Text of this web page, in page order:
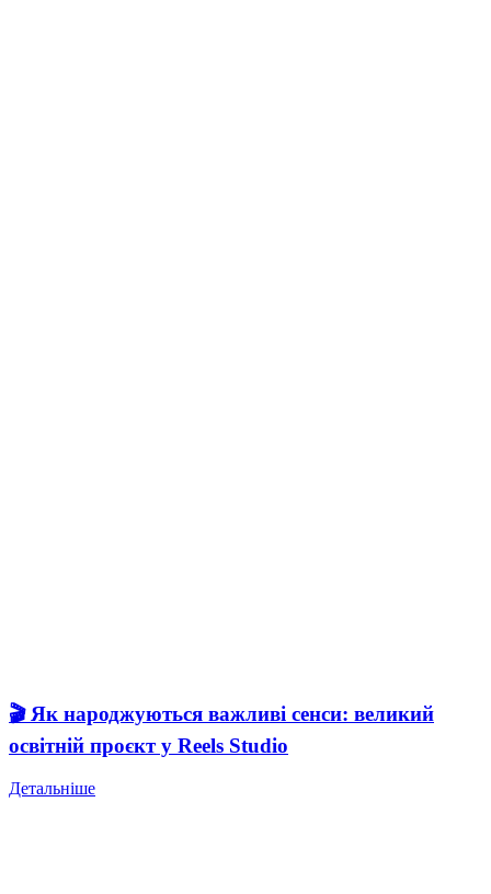
🎬 Як народжуються важливі сенси: великий
освітній проєкт у Reels Studio
Детальніше